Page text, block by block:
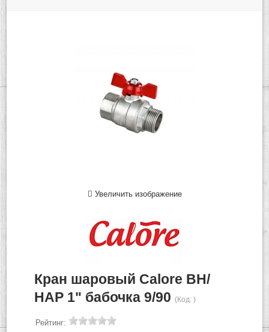
Увеличить изображение
Кран шаровый Calore ВН/
НАР 1" бабочка 9/90 (Код: )
Рейтинг: